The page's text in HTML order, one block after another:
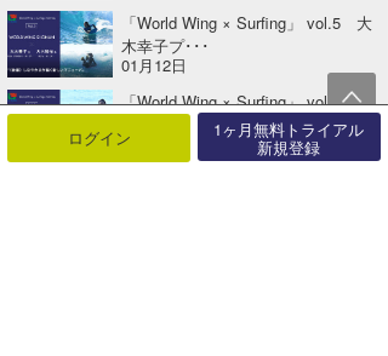
「World Wing × Surfing」 vol.5 大
木幸子プ･･･
01月12日
「World Wing × Surfing」 vol.5 大
01月12日
ログイン 1ヶ月無料トライアル
新規登録